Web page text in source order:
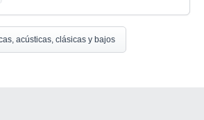
acústicas, clásicas y bajos